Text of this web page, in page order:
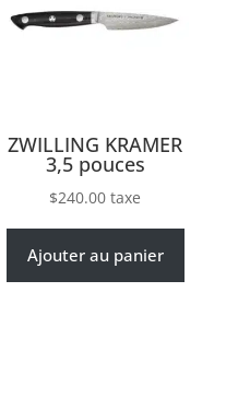
ZWILLING KRAMER
3,5 pouces
$240.00 taxe
Ajouter au panier